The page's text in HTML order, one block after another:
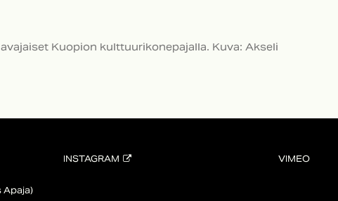
Kuopion kulttuurikonepajalla. Kuva: Akseli
INSTAGRAM VIMEO
Apaja)